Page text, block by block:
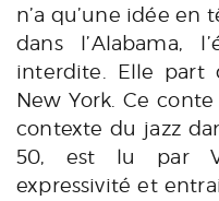
n’a qu’une idée en
dans l’Alabama,
interdite. Elle part
New York. Ce
contexte du jazz
50, est lu par
expressivité et